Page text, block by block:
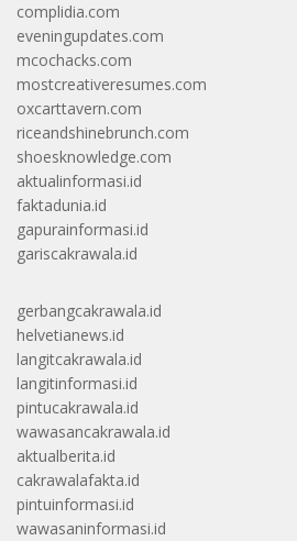
complidia.com
eveningupdates.com
mcochacks.com
mostcreativeresumes.com
oxcarttavern.com
riceandshinebrunch.com
shoesknowledge.com
aktualinformasi.id
faktadunia.id
gapurainformasi.id
gariscakrawala.id
gerbangcakrawala.id
helvetianews.id
langitcakrawala.id
langitinformasi.id
pintucakrawala.id
wawasancakrawala.id
aktualberita.id
cakrawalafakta.id
pintuinformasi.id
wawasaninformasi.id